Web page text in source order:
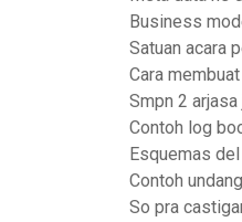
Business
Satuan acara
Cara
Smpn 2
Contoh log
Esquemas
Contoh
So pra